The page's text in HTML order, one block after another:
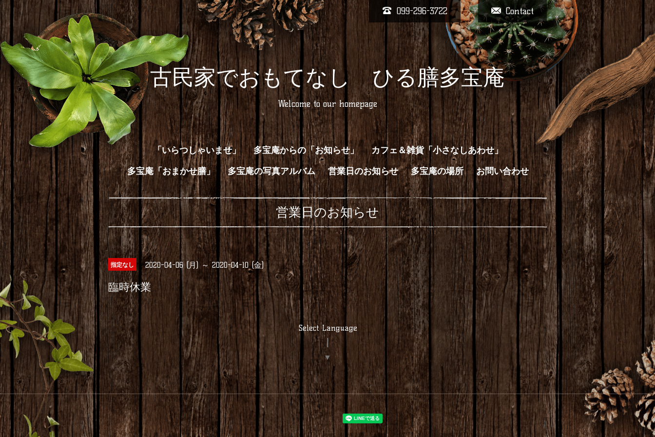
Contact
099-296-3722
古民家でおもてなし ひる膳多宝庵
Welcome to our homepage
「いらつしゃいませ」 多宝庵からの「お知らせ」
カフェ＆雑貨「小さなしあわせ」
多宝庵「おまかせ膳」
多宝庵の写真アルバム 営業日のお知らせ 多宝庵の場所 お問い合わせ
営業日のお知らせ
指定なし 2020-04-06 (月) ～ 2020-04-10 (金)
臨時休業
Select Language
▼